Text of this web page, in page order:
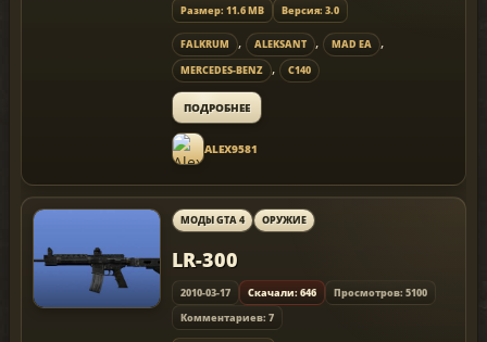
Размер: 11.6 MB Версия: 3.0
FALKRUM , ALEKSANT , MAD EA ,
MERCEDES-BENZ , C140
ПОДРОБНЕЕ
ALEX9581
МОДЫ GTA 4 ОРУЖИЕ
LR-300
2010-03-17 Скачали: 646
Просмотров: 5100
Комментариев: 7